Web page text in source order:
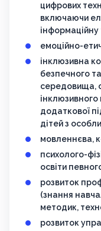
цифрових
включаючи
емоційно-
інклюзивна
безпечного
середовища,
додаткової
дітей з
мовленнєва,
психолого-
освіти
розвиток
(знання
методик,
розвиток